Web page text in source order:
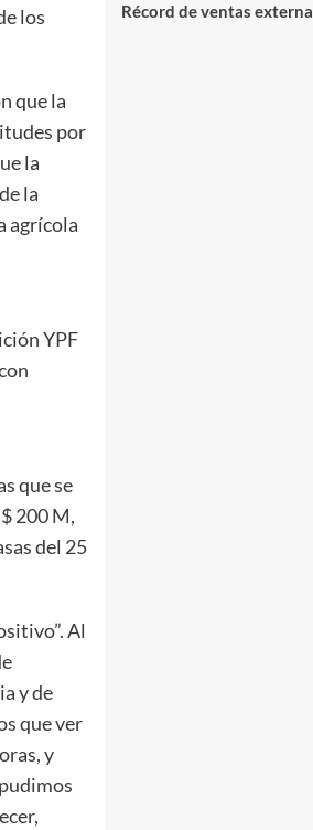
los
que la
por
la
la
agrícola
YPF
que se
200 M,
del 25
Al
y de
que ver
y
Récord de ventas